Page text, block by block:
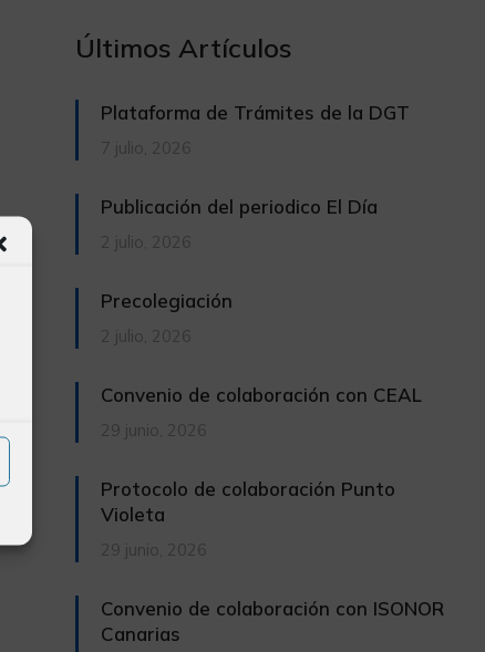
Últimos Artículos
Plataforma de Trámites de la DGT
7 julio, 2026
Publicación del periodico El Día
2 julio, 2026
Precolegiación
2 julio, 2026
Convenio de colaboración con CEAL
29 junio, 2026
Protocolo de colaboración Punto
Violeta
29 junio, 2026
Convenio de colaboración con ISONOR
Canarias